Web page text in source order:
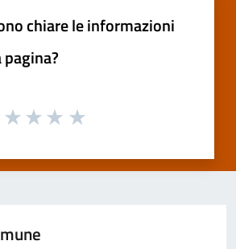
chiare le informazioni